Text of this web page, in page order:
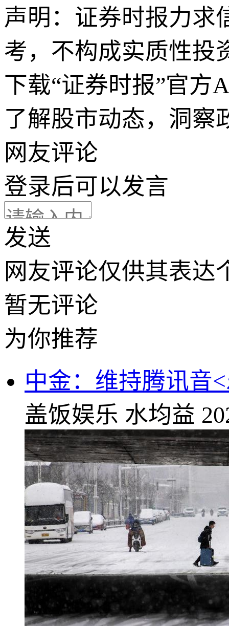
声明：证券时报力求
考，不构成实质性投
下载“证券时报”官方
了解股市动态，洞察
网友评论
登录后可以发言
发送
网友评论仅供其表达
暂无评论
为你推荐
中金：维持腾讯音
盖饭娱乐 水均益